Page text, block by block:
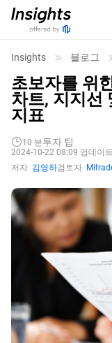
Insights 블로그
초보자를 위
차트, 지지선
지표
10 분투자 팁
2024-10-22 08:09 업데이
저자 김영하검토자